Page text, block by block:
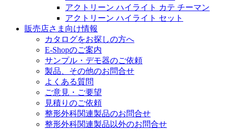
アクトリーン ハイライト カテ チーマン
アクトリーン ハイライト セット
販売店さま向け情報
カタログをお探しの方へ
E-Shopのご案内
サンプル・デモ器のご依頼
製品、その他のお問合せ
よくある質問
ご意見・ご要望
見積りのご依頼
整形外科関連製品のお問合せ
整形外科関連製品以外のお問合せ